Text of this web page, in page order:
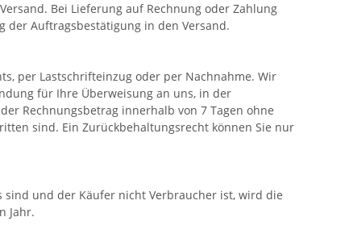
Bei Lieferung auf Rechnung oder Zahlung
der Auftragsbestätigung in den Versand.
per Lastschrifteinzug oder per Nachnahme. Wir
für Ihre Überweisung an uns, in der
Rechnungsbetrag innerhalb von 7 Tagen ohne
sind. Ein Zurückbehaltungsrecht können Sie nur
sind und der Käufer nicht Verbraucher ist, wird die
Jahr.